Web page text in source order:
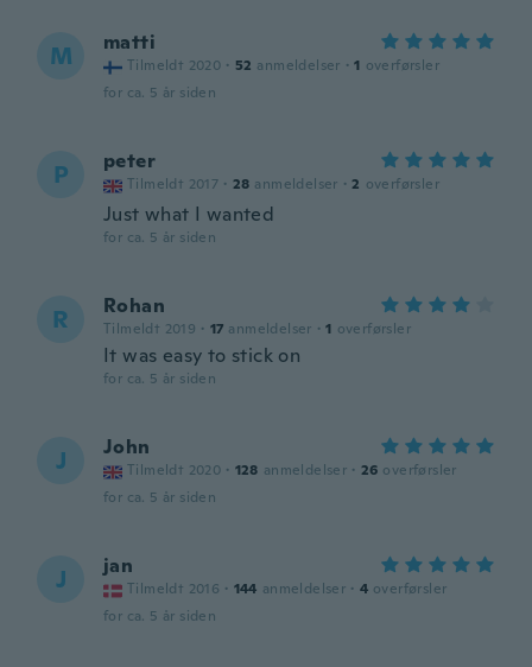
M matti
Tilmeldt 2020 · 52 anmeldelser · 1 overførsler
for ca. 5 år siden
P peter
Tilmeldt 2017 · 28 anmeldelser · 2 overførsler
Just what I wanted
for ca. 5 år siden
R Rohan
Tilmeldt 2019 · 17 anmeldelser · 1 overførsler
It was easy to stick on
for ca. 5 år siden
J John
Tilmeldt 2020 · 128 anmeldelser · 26 overførsler
for ca. 5 år siden
J jan
Tilmeldt 2016 · 144 anmeldelser · 4 overførsler
for ca. 5 år siden